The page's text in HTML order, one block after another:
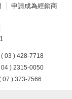
申請成為經銷商
03 ) 428-7718
04 ) 2315-0050
07 ) 373-7566